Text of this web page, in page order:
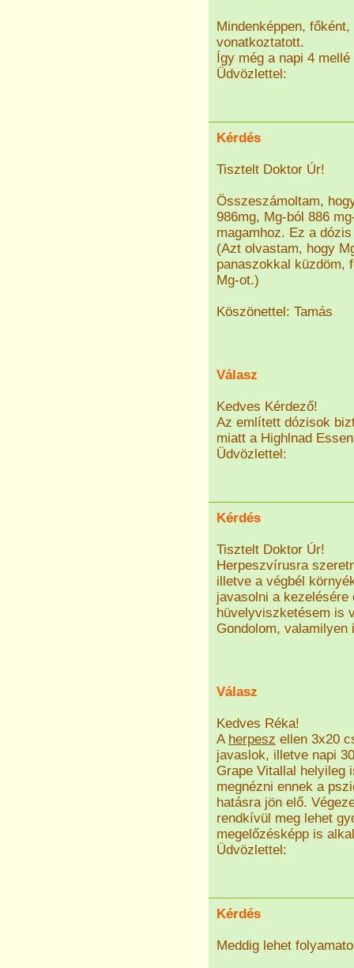
Mindenképpen,
vonatkoztatott.
Így még a napi 4
Üdvözlettel:
Kérdés
Tisztelt Doktor Úr!
Összeszámoltam,
986mg, Mg-ból 886
magamhoz. Ez a
(Azt olvastam, hogy
panaszokkal küzdöm,
Mg-ot.)
Köszönettel: Tamás
Válasz
Kedves Kérdező!
Az említett dózisok
miatt a Highlnad
Üdvözlettel:
Kérdés
Tisztelt Doktor Úr!
Herpeszvírusra
illetve a végbél
javasolni a kezelésére
hüvelyviszketésem is
Gondolom,
Válasz
Kedves Réka!
A herpesz ellen 3x20
javaslok, illetve napi
Grape Vitallal helyileg
megnézni ennek a
hatásra jön elő.
rendkívül meg lehet
megelőzésképp is
Üdvözlettel:
Kérdés
Meddig lehet